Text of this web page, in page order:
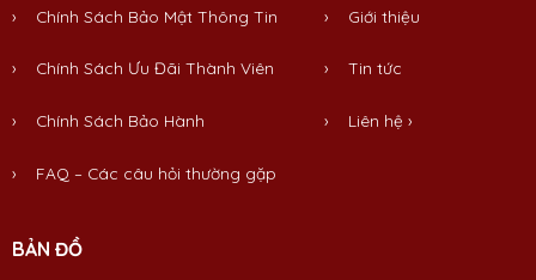
› Chính Sách Bảo Mật Thông Tin
› Chính Sách Ưu Đãi Thành Viên
› Chính Sách Bảo Hành
› FAQ – Các câu hỏi thường gặp
› Giới thiệu
›Tin tức
› Liên hệ ›
BẢN ĐỒ